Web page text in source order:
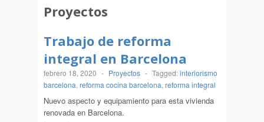
Proyectos
Trabajo de reforma
integral en Barcelona
febrero 18, 2020 - Proyectos - Tagged:interiorismo
barcelona, reforma cocina barcelona, reforma integral
Nuevo aspecto y equipamiento para esta vivienda
renovada en Barcelona.